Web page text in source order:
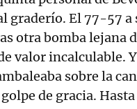
graderío. El 77-57
otra bomba lejana
valor incalculable.
sobre la
de gracia.